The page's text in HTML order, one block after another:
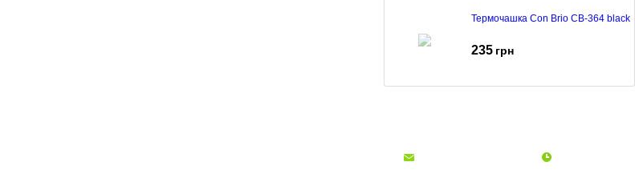
Термочашка Con Brio CB-364 black
235 грн